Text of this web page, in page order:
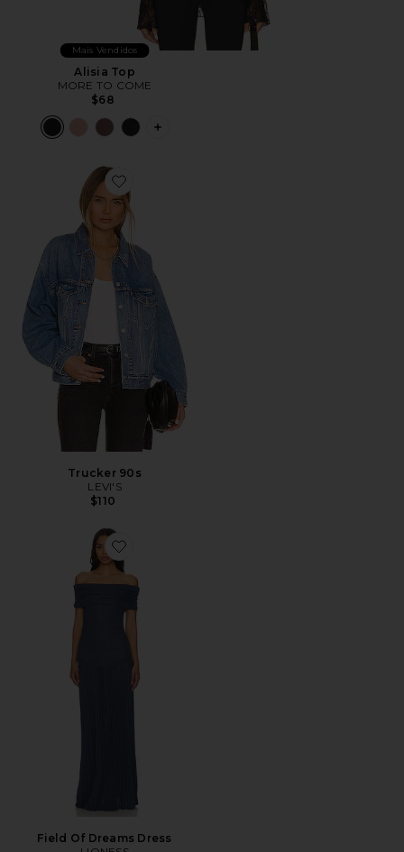
Mais Vendidos
Alisia Top
MORE TO COME
$68
PLUS ICON TO SEE MORE OPTIONS
Favorite Trucker 90s
Trucker 90s
LEVI'S
$110
Favorite Field Of Dreams Dress
Field Of Dreams Dress